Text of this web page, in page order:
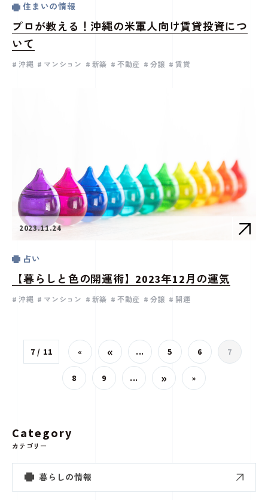
住まいの情報
プロが教える！沖縄の米軍人向け賃貸投資につ
いて
沖縄 マンション 新築 不動産 分譲 賃貸
2023.11.24
占い
【暮らしと色の開運術】2023年12月の運気
沖縄 マンション 新築 不動産 分譲 開運
7 / 11 « « ... 5 6 7
8 9 ... » »
Category
カテゴリー
暮らしの情報